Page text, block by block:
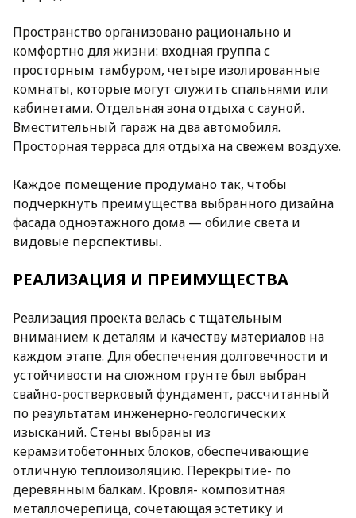
Пространство организовано рационально и
комфортно для жизни: входная группа с
просторным тамбуром, четыре изолированные
комнаты, которые могут служить спальнями или
кабинетами. Отдельная зона отдыха с сауной.
Вместительный гараж на два автомобиля.
Просторная терраса для отдыха на свежем воздухе.
Каждое помещение продумано так, чтобы
подчеркнуть преимущества выбранного дизайна
фасада одноэтажного дома — обилие света и
видовые перспективы.
РЕАЛИЗАЦИЯ И ПРЕИМУЩЕСТВА
Реализация проекта велась с тщательным
вниманием к деталям и качеству материалов на
каждом этапе. Для обеспечения долговечности и
устойчивости на сложном грунте был выбран
свайно-ростверковый фундамент, рассчитанный
по результатам инженерно-геологических
изысканий. Стены выбраны из
керамзитобетонных блоков, обеспечивающие
отличную теплоизоляцию. Перекрытие- по
деревянным балкам. Кровля- композитная
металлочерепица, сочетающая эстетику и